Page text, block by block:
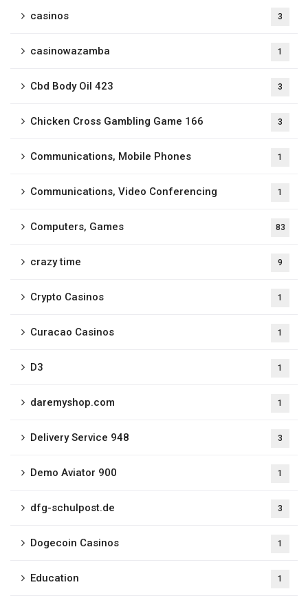
casinos 3
casinowazamba 1
Cbd Body Oil 423 3
Chicken Cross Gambling Game 166 3
Communications, Mobile Phones 1
Communications, Video Conferencing 1
Computers, Games 83
crazy time 9
Crypto Casinos 1
Curacao Casinos 1
D3 1
daremyshop.com 1
Delivery Service 948 3
Demo Aviator 900 1
dfg-schulpost.de 3
Dogecoin Casinos 1
Education 1